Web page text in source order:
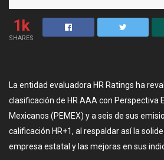
1k
SHARES
La entidad evaluadora HR Ratings ha
clasificación de HR AAA con Perspectiva
Mexicanos (PEMEX) y a seis de sus
calificación HR+1, al respaldar así la
empresa estatal y las mejoras en sus